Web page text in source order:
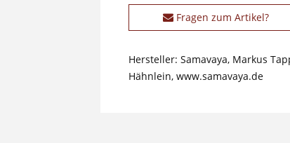
Fragen zum Artikel?
Hersteller: Samavaya, Markus
Hähnlein, www.samavaya.de